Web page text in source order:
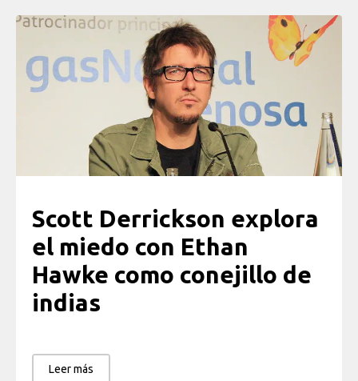
Scott Derrickson explora
el miedo con Ethan
Hawke como conejillo de
indias
Leer más